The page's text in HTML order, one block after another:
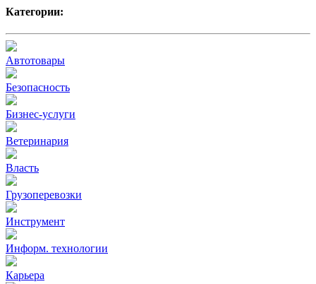
Категории:
Автотовары
Безопасность
Бизнес-услуги
Ветеринария
Власть
Грузоперевозки
Инструмент
Информ. технологии
Карьера